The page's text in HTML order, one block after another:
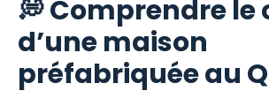
💭 Comprendre le
d’une maison
préfabriquée au